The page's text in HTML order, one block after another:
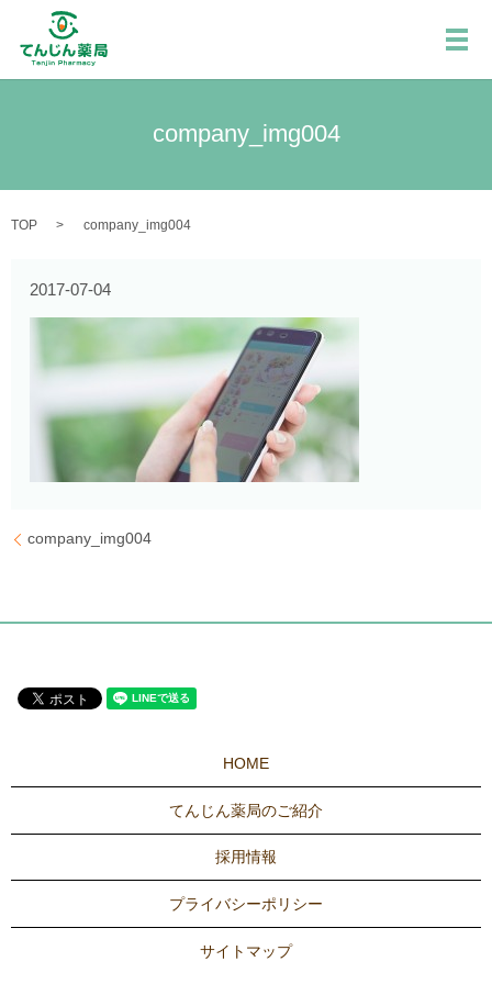
メ
company_img004
TOP company_img004
2017-07-04
company_img004
HOME
てんじん薬局のご紹介
採用情報
プライバシーポリシー
サイトマップ